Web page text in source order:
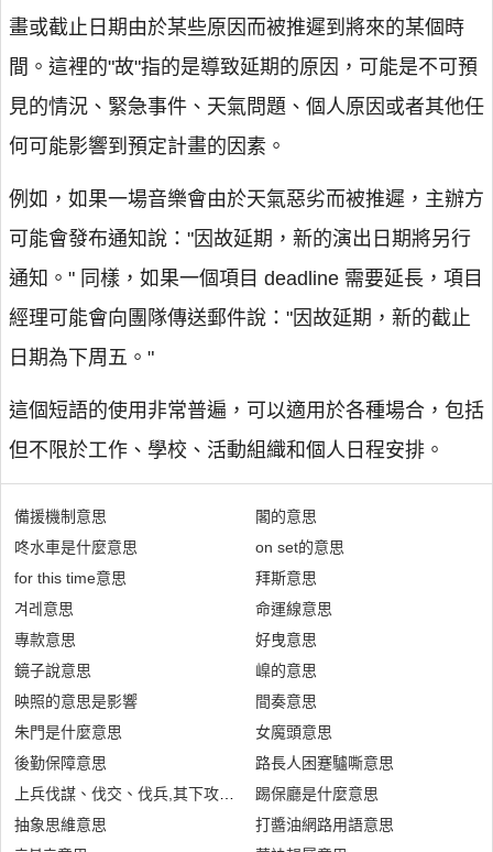
畫或截止日期由於某些原因而被推遲到將來的某個時
間。這裡的"故"指的是導致延期的原因，可能是不可預
見的情況、緊急事件、天氣問題、個人原因或者其他任
何可能影響到預定計畫的因素。
例如，如果一場音樂會由於天氣惡劣而被推遲，主辦方
可能會發布通知說："因故延期，新的演出日期將另行
通知。" 同樣，如果一個項目 deadline 需要延長，項目
經理可能會向團隊傳送郵件說："因故延期，新的截止
日期為下周五。"
這個短語的使用非常普遍，可以適用於各種場合，包括
但不限於工作、學校、活動組織和個人日程安排。
備援機制意思
咚水車是什麼意思
for this time意思
겨레意思
專款意思
鏡子說意思
映照的意思是影響
朱門是什麼意思
後勤保障意思
上兵伐謀、伐交、伐兵,其下攻城是什麼意思
抽象思維意思
閣的意思
on set的意思
拜斯意思
命運線意思
好曳意思
嵲的意思
間奏意思
女魔頭意思
路長人困蹇驢嘶意思
踢保廳是什麼意思
打醬油網路用語意思